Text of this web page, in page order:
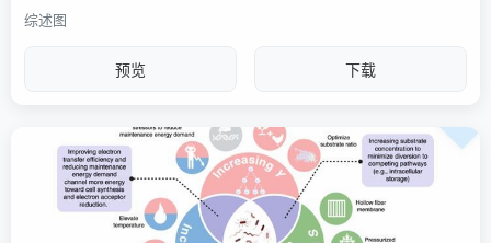
综述图
预览 下载